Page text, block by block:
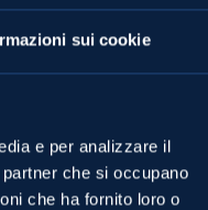
sui cookie
e per analizzare il
che si occupano
che ha fornito loro o